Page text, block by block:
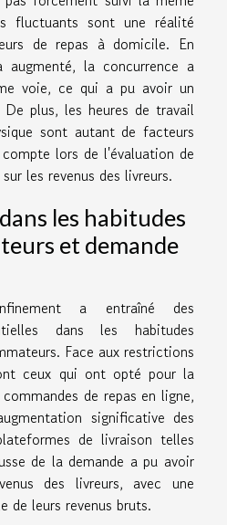
fluctuants sont une réalité
de repas à domicile. En
la concurrence a
voie, ce qui a pu avoir un
plus, les heures de travail
sont autant de facteurs
lors de l'évaluation de
les revenus des livreurs.
les habitudes
et demande
a entraîné des
dans les habitudes
Face aux restrictions
ceux qui ont opté pour la
de repas en ligne,
significative des
de livraison telles
de la demande a pu avoir
des livreurs, avec une
de leurs revenus bruts.